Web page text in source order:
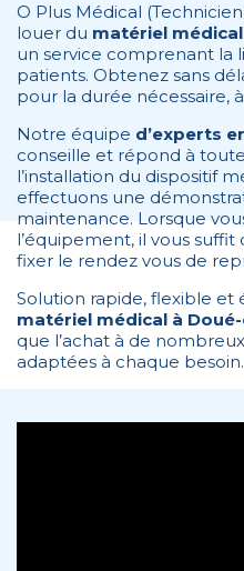
O Plus Médical
louer du matériel
un service comprenant la
patients. Obtenez sans
pour la durée nécessaire,
Notre équipe d’experts
conseille et répond à
l’installation du dispositif
effectuons une
maintenance. Lorsque
l’équipement, il vous
fixer le rendez vous de
Solution rapide, flexible et
matériel médical à
que l’achat à de
adaptées à chaque besoin.